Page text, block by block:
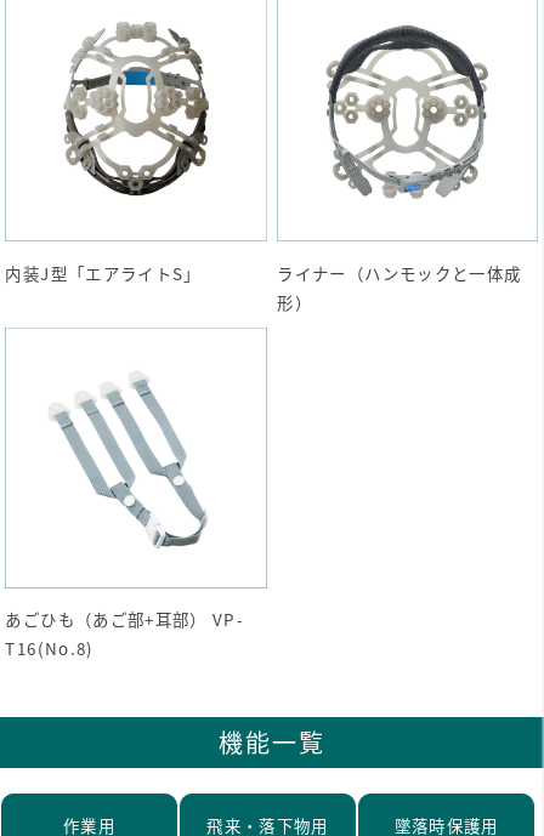
内装J型「エアライトS」
ライナー（ハンモックと一体成
形）
あごひも（あご部+耳部） VP-
T16(No.8)
機能一覧
作業用 飛来・落下物用 墜落時保護用